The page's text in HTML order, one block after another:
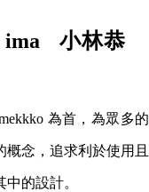
ima 小林恭
為首，為眾多的
念，追求利於使用且
的設計。